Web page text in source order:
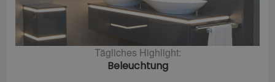
Tägliches Highlight:
Beleuchtung